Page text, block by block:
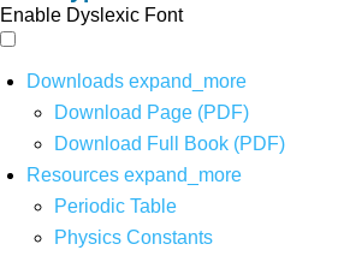
Enable Dyslexic Font
Downloads expand_more
Download Page (PDF)
Download Full Book (PDF)
Resources expand_more
Periodic Table
Physics Constants